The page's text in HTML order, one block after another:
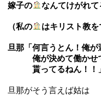
嫁子の
なんてけがれて
（私の はキリスト教を
旦那「何言うとん！俺が
俺が決めて働かせ
貰ってるねん！！
旦那がそう言えば姑は